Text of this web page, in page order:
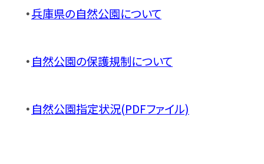
・兵庫県の自然公園について
・ 自然公園の保護規制について
・ 自然公園指定状況(PDFファイル)